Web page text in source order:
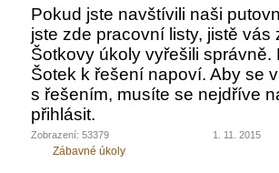
Pokud jste navštívili naši
jste zde pracovní listy, jistě vás
Šotkovy úkoly vyřešili
Šotek k řešení napoví. Aby se
s řešením, musíte se nejdříve
přihlásit.
Zobrazení: 53379 1. 11. 2015
Zábavné úkoly